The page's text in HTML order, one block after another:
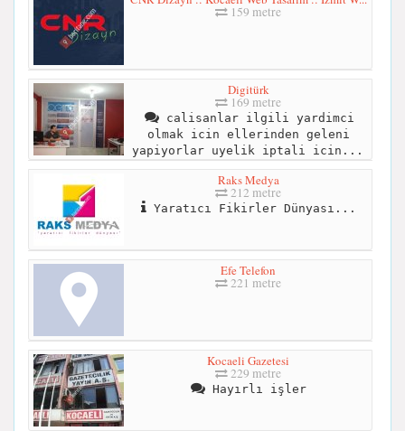
159 metre
Digitürk
169 metre
calisanlar ilgili yardimci
olmak icin ellerinden geleni
yapiyorlar uyelik iptali icin...
Raks Medya
212 metre
Yaratıcı Fikirler Dünyası...
Efe Telefon
221 metre
Kocaeli Gazetesi
229 metre
Hayırlı işler